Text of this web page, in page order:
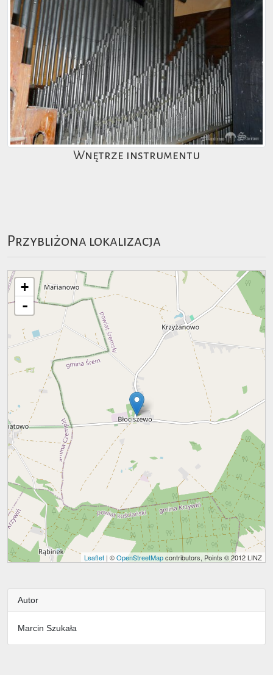
Wnętrze instrumentu
Przybliżona lokalizacja
+
-
Leaflet | ©OpenStreetMapcontributors, Points © 2012 LINZ
Autor
Marcin Szukała